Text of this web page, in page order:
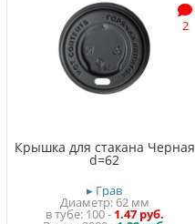
2
Крышка для стакана Черная
d=62
▸ Грав
Диаметр: 62 мм
в тубе 100- 1.47 руб.